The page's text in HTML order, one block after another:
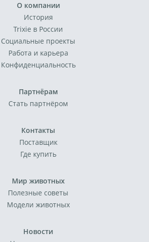
О компании
История
Trixie в России
Социальные проекты
Работа и карьера
Конфиденциальность
Партнёрам
Стать партнёром
Контакты
Поставщик
Где купить
Мир животных
Полезные советы
Модели животных
Новости